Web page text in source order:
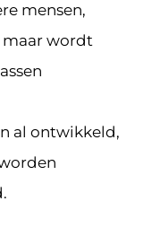
mensen,
maar wordt
al ontwikkeld,